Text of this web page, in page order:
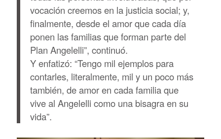
vocación creemos en la justicia social; y,
finalmente, desde el amor que cada día
ponen las familias que forman parte del
Plan Angelelli”, continuó.
Y enfatizó: “Tengo mil ejemplos para
contarles, literalmente, mil y un poco más
también, de amor en cada familia que
vive al Angelelli como una bisagra en su
vida”.